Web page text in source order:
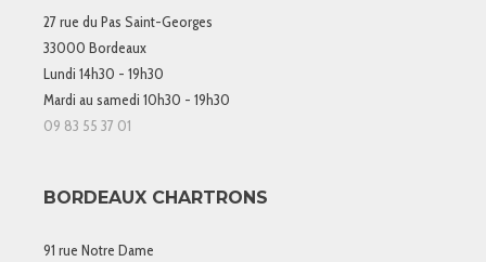
27 rue du Pas Saint-Georges
33000 Bordeaux
Lundi 14h30 - 19h30
Mardi au samedi 10h30 - 19h30
09 83 55 37 01
BORDEAUX CHARTRONS
91 rue Notre Dame